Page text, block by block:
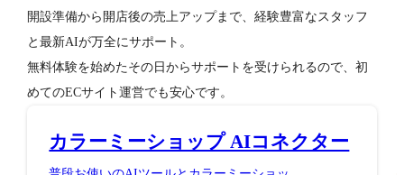
開設準備から開店後の売上アップまで、経験豊富なスタッフ
と最新AIが万全にサポート。
無料体験を始めたその日からサポートを受けられるので、初
めてのECサイト運営でも安心です。
カラーミーショップ AIコネクター